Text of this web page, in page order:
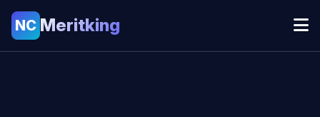
NC Meritking